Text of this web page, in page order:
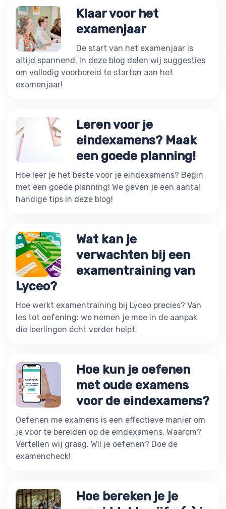
Klaar voor het
examenjaar
De start van het examenjaar is
altijd spannend. In deze blog delen wij suggesties
om volledig voorbereid te starten aan het
examenjaar!
Leren voor je
eindexamens? Maak
een goede planning!
Hoe leer je het beste voor je eindexamens? Begin
met een goede planning! We geven je een aantal
handige tips in deze blog!
Wat kan je
verwachten bij een
examentraining van
Lyceo?
Hoe werkt examentraining bij Lyceo precies? Van
les tot oefening: we nemen je mee in de aanpak
die leerlingen écht verder helpt.
Hoe kun je oefenen
met oude examens
voor de eindexamens?
Oefenen me examens is een effectieve manier om
je voor te bereiden op de eindexamens. Waarom?
Vertellen wij graag. Wil je oefenen? Doe de
examencheck!
Hoe bereken je je